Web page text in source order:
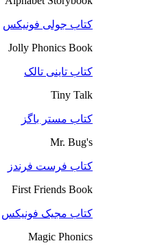
کتاب جولی فونیکس
Jolly Phonics Book
کتاب تاینی تالک
Tiny Talk
کتاب مستر باگز
Mr. Bug's
کتاب فرست فرندز
First Friends Book
کتاب مجیک فونیکس
Magic Phonics